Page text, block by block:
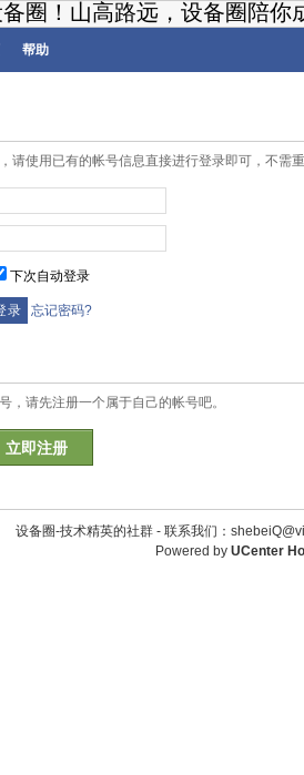
圈！山高路远，设备圈陪你
帮助
请使用已有的帐号信息直接进行登录即可，不需
下次自动登录
忘记密码?
，请先注册一个属于自己的帐号吧。
立即注册
设备圈-技术精英的社群 - 联系我们：
Powered by UCenter